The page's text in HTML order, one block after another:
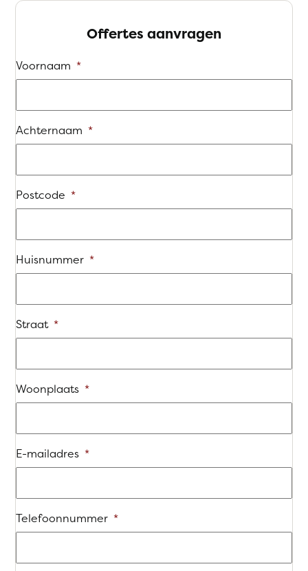
Offertes aanvragen
Voornaam *
Achternaam *
Postcode *
Huisnummer *
Straat *
Woonplaats *
E-mailadres *
Telefoonnummer *